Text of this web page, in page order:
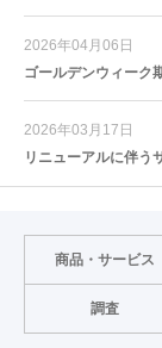
2026年04月06日
ゴールデンウィーク
2026年03月17日
リニューアルに伴う
商品・サービス
調査